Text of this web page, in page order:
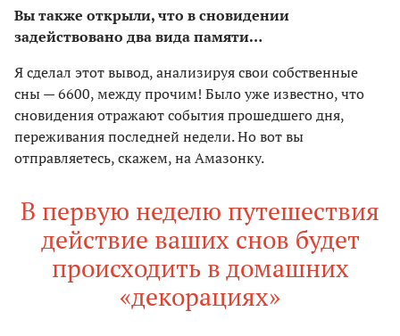
Вы также открыли, что в сновидении
задействовано два вида памяти…
Я сделал этот вывод, анализируя свои собственные
сны — 6600, между прочим! Было уже известно, что
сновидения отражают события прошедшего дня,
переживания последней недели. Но вот вы
отправляетесь, скажем, на Амазонку.
В первую неделю путешествия
действие ваших снов будет
происходить в домашних
«декорациях»